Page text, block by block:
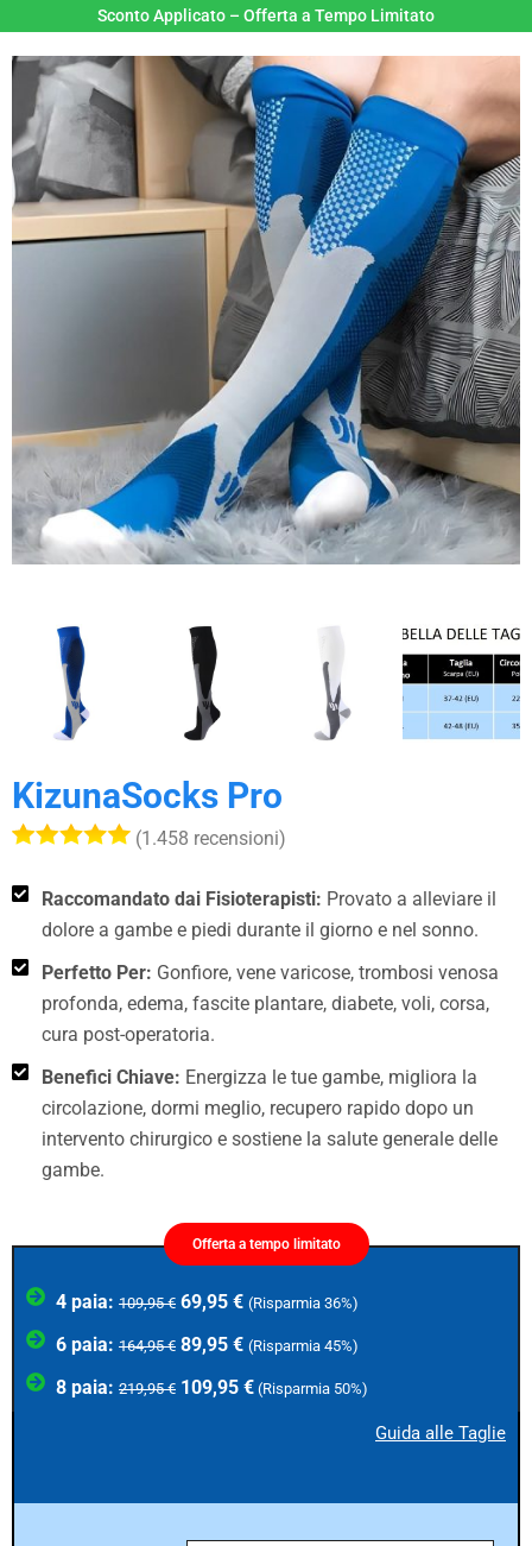
Sconto Applicato – Offerta a Tempo Limitato
KizunaSocks Pro
(1.458 recensioni)
Raccomandato dai Fisioterapisti: Provato a alleviare il
dolore a gambe e piedi durante il giorno e nel sonno.
Perfetto Per: Gonfiore, vene varicose, trombosi venosa
profonda, edema, fascite plantare, diabete, voli, corsa,
cura post-operatoria.
Benefici Chiave: Energizza le tue gambe, migliora la
circolazione, dormi meglio, recupero rapido dopo un
intervento chirurgico e sostiene la salute generale delle
gambe.
4 paia: 109,95 € 69,95 € (Risparmia 36%)
6 paia: 164,95 € 89,95 € (Risparmia 45%)
8 paia: 219,95 € 109,95 € (Risparmia 50%)
Offerta a tempo limitato
Guida alle Taglie